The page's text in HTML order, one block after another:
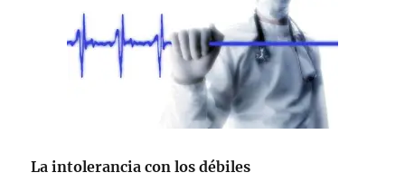
La intolerancia con los débiles